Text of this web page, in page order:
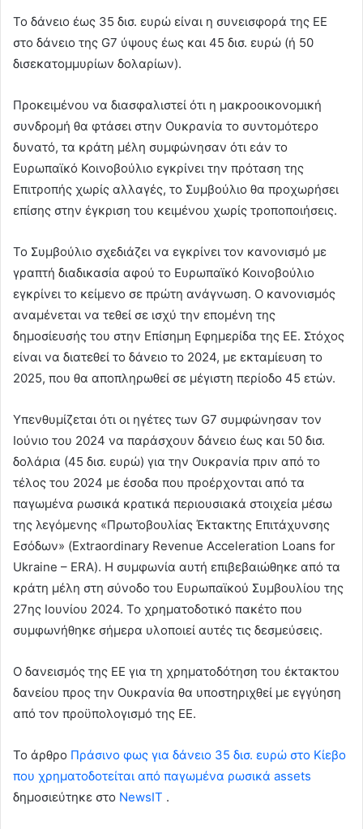
Το δάνειο έως 35 δισ. ευρώ είναι η συνεισφορά της ΕΕ
στο δάνειο της G7 ύψους έως και 45 δισ. ευρώ (ή 50
δισεκατομμυρίων δολαρίων).
Προκειμένου να διασφαλιστεί ότι η μακροοικονομική
συνδρομή θα φτάσει στην Ουκρανία το συντομότερο
δυνατό, τα κράτη μέλη συμφώνησαν ότι εάν το
Ευρωπαϊκό Κοινοβούλιο εγκρίνει την πρόταση της
Επιτροπής χωρίς αλλαγές, το Συμβούλιο θα προχωρήσει
επίσης στην έγκριση του κειμένου χωρίς τροποποιήσεις.
Το Συμβούλιο σχεδιάζει να εγκρίνει τον κανονισμό με
γραπτή διαδικασία αφού το Ευρωπαϊκό Κοινοβούλιο
εγκρίνει το κείμενο σε πρώτη ανάγνωση. Ο κανονισμός
αναμένεται να τεθεί σε ισχύ την επομένη της
δημοσίευσής του στην Επίσημη Εφημερίδα της ΕΕ. Στόχος
είναι να διατεθεί το δάνειο το 2024, με εκταμίευση το
2025, που θα αποπληρωθεί σε μέγιστη περίοδο 45 ετών.
Υπενθυμίζεται ότι οι ηγέτες των G7 συμφώνησαν τον
Ιούνιο του 2024 να παράσχουν δάνειο έως και 50 δισ.
δολάρια (45 δισ. ευρώ) για την Ουκρανία πριν από το
τέλος του 2024 με έσοδα που προέρχονται από τα
παγωμένα ρωσικά κρατικά περιουσιακά στοιχεία μέσω
της λεγόμενης «Πρωτοβουλίας Έκτακτης Επιτάχυνσης
Εσόδων» (Extraordinary Revenue Acceleration Loans for
Ukraine – ERA). Η συμφωνία αυτή επιβεβαιώθηκε από τα
κράτη μέλη στη σύνοδο του Ευρωπαϊκού Συμβουλίου της
27ης Ιουνίου 2024. Το χρηματοδοτικό πακέτο που
συμφωνήθηκε σήμερα υλοποιεί αυτές τις δεσμεύσεις.
Ο δανεισμός της ΕΕ για τη χρηματοδότηση του έκτακτου
δανείου προς την Ουκρανία θα υποστηριχθεί με εγγύηση
από τον προϋπολογισμό της ΕΕ.
To άρθρο Πράσινο φως για δάνειο 35 δισ. ευρώ στο Κίεβο
που χρηματοδοτείται από παγωμένα ρωσικά assets
δημοσιεύτηκε στο NewsIT .